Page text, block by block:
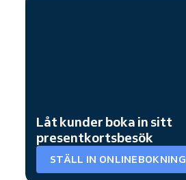
Låt kunder boka in sitt
presentkortsbesök
STÄLL IN ONLINEBOKNING